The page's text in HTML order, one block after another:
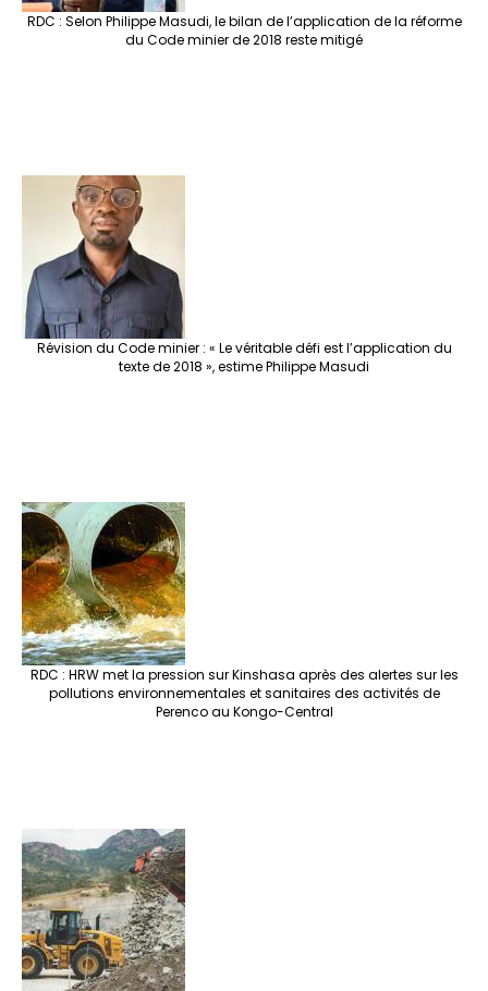
RDC : Selon Philippe Masudi, le bilan de l’application de la réforme
du Code minier de 2018 reste mitigé
Révision du Code minier : « Le véritable défi est l’application du
texte de 2018 », estime Philippe Masudi
RDC : HRW met la pression sur Kinshasa après des alertes sur les
pollutions environnementales et sanitaires des activités de
Perenco au Kongo-Central